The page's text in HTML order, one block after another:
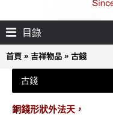
目錄
首頁 » 吉祥物品 » 古錢
古錢
銅錢形狀外法天，